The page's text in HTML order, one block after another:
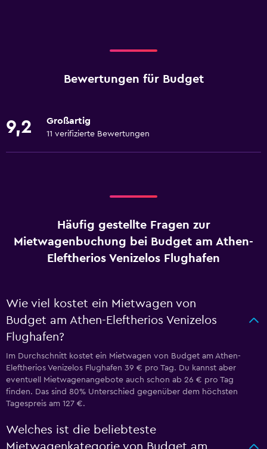
Bewertungen für Budget
9,2 Großartig
11 verifizierte Bewertungen
Häufig gestellte Fragen zur
Mietwagenbuchung bei Budget am Athen-
Eleftherios Venizelos Flughafen
Wie viel kostet ein Mietwagen von
Budget am Athen-Eleftherios Venizelos
Flughafen?
Im Durchschnitt kostet ein Mietwagen von Budget am Athen-
Eleftherios Venizelos Flughafen 39 € pro Tag. Du kannst aber
eventuell Mietwagenangebote auch schon ab 26 € pro Tag
finden. Das sind 80% Unterschied gegenüber dem höchsten
Tagespreis am 127 €.
Welches ist die beliebteste
Mietwagenkategorie von Budget am